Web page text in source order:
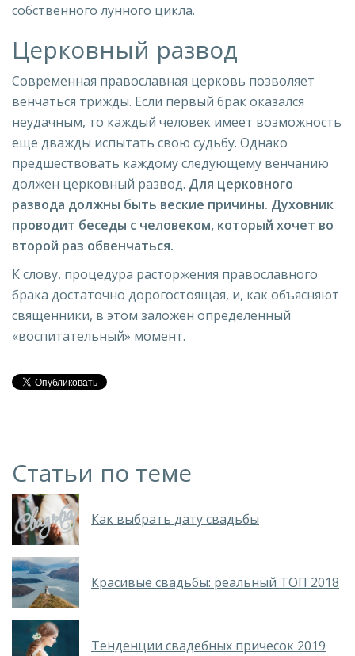
собственного лунного цикла.
Церковный развод
Современная православная церковь позволяет
венчаться трижды. Если первый брак оказался
неудачным, то каждый человек имеет возможность
еще дважды испытать свою судьбу. Однако
предшествовать каждому следующему венчанию
должен церковный развод. Для церковного
развода должны быть веские причины. Духовник
проводит беседы с человеком, который хочет во
второй раз обвенчаться.
К слову, процедура расторжения православного
брака достаточно дорогостоящая, и, как объясняют
священники, в этом заложен определенный
«воспитательный» момент.
Статьи по теме
Как выбрать дату свадьбы
Красивые свадьбы: реальный ТОП 2018
Тенденции свадебных причесок 2019